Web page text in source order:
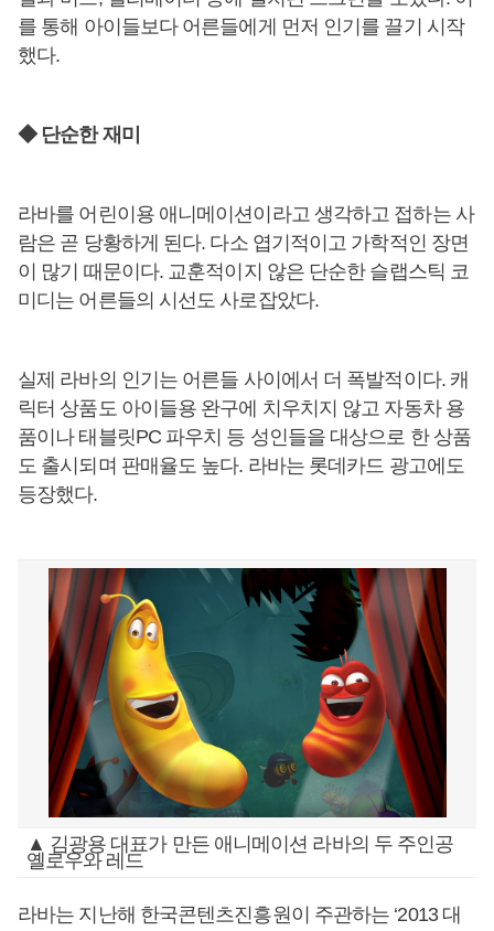
를 통해 아이들보다 어른들에게 먼저 인기를 끌기 시작
했다.
◆ 단순한 재미
라바를 어린이용 애니메이션이라고 생각하고 접하는 사
람은 곧 당황하게 된다. 다소 엽기적이고 가학적인 장면
이 많기 때문이다. 교훈적이지 않은 단순한 슬랩스틱 코
미디는 어른들의 시선도 사로잡았다.
실제 라바의 인기는 어른들 사이에서 더 폭발적이다. 캐
릭터 상품도 아이들용 완구에 치우치지 않고 자동차 용
품이나 태블릿PC 파우치 등 성인들을 대상으로 한 상품
도 출시되며 판매율도 높다. 라바는 롯데카드 광고에도
등장했다.
▲ 김광용 대표가 만든 애니메이션 라바의 두 주인공
옐로우와 레드
라바는 지난해 한국콘텐츠진흥원이 주관하는 ‘2013 대